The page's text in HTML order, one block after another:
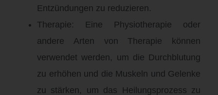
Entzündungen zu reduzieren.
Therapie: Eine Physiotherapie oder
andere Arten von Therapie können
verwendet werden, um die Durchblutung
zu erhöhen und die Muskeln und Gelenke
zu stärken, um das Heilungsprozess zu